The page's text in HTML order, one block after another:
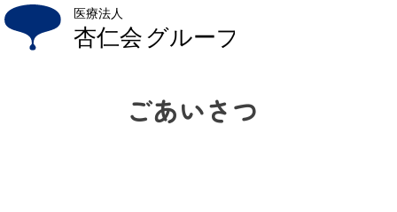
Skip
to
content
杏仁会について
ごあいさつ